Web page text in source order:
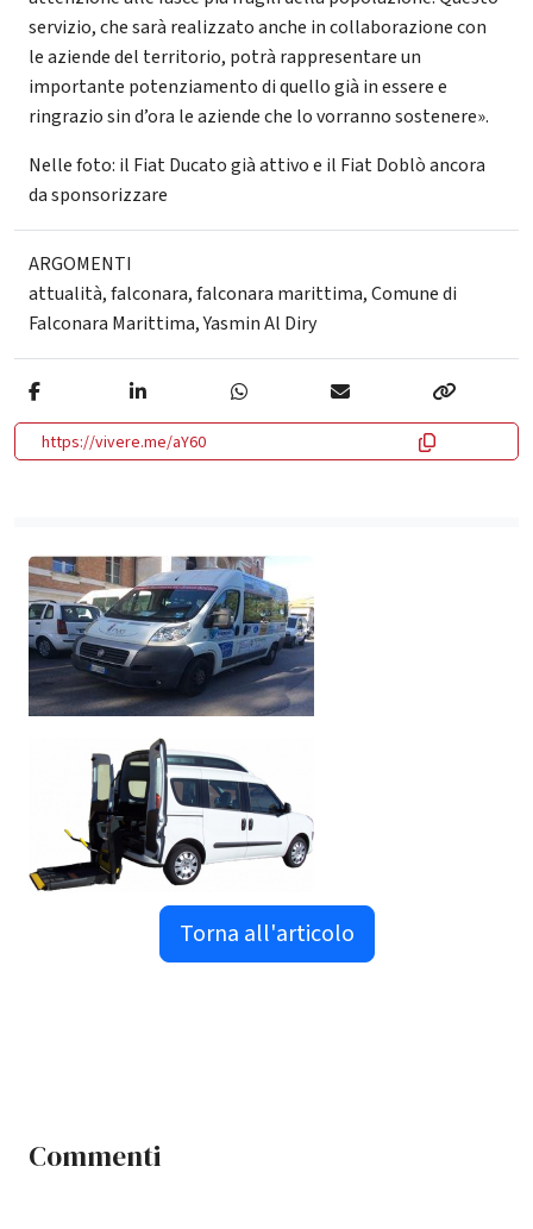
servizio, che sarà realizzato anche in collaborazione con
le aziende del territorio, potrà rappresentare un
importante potenziamento di quello già in essere e
ringrazio sin d’ora le aziende che lo vorranno sostenere».
Nelle foto: il Fiat Ducato già attivo e il Fiat Doblò ancora
da sponsorizzare
ARGOMENTI
attualità,falconara,falconara marittima,Comune di
Falconara Marittima,Yasmin Al Diry
https://vivere.me/aY60
Torna all'articolo
Commenti